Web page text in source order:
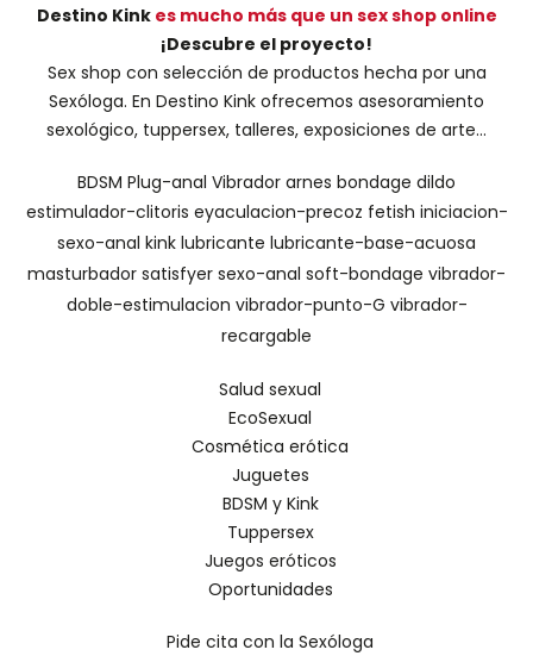
Destino Kink es mucho más que un sex shop online
¡Descubre el proyecto!
Sex shop con selección de productos hecha por una
Sexóloga. En Destino Kink ofrecemos asesoramiento
sexológico, tuppersex, talleres, exposiciones de arte...
BDSM Plug-anal Vibrador arnes bondage dildo
estimulador-clitoris eyaculacion-precoz fetish iniciacion-
sexo-anal kink lubricante lubricante-base-acuosa
masturbador satisfyer sexo-anal soft-bondage vibrador-
doble-estimulacion vibrador-punto-G vibrador-
recargable
Salud sexual
EcoSexual
Cosmética erótica
Juguetes
BDSM y Kink
Tuppersex
Juegos eróticos
Oportunidades
Pide cita con la Sexóloga